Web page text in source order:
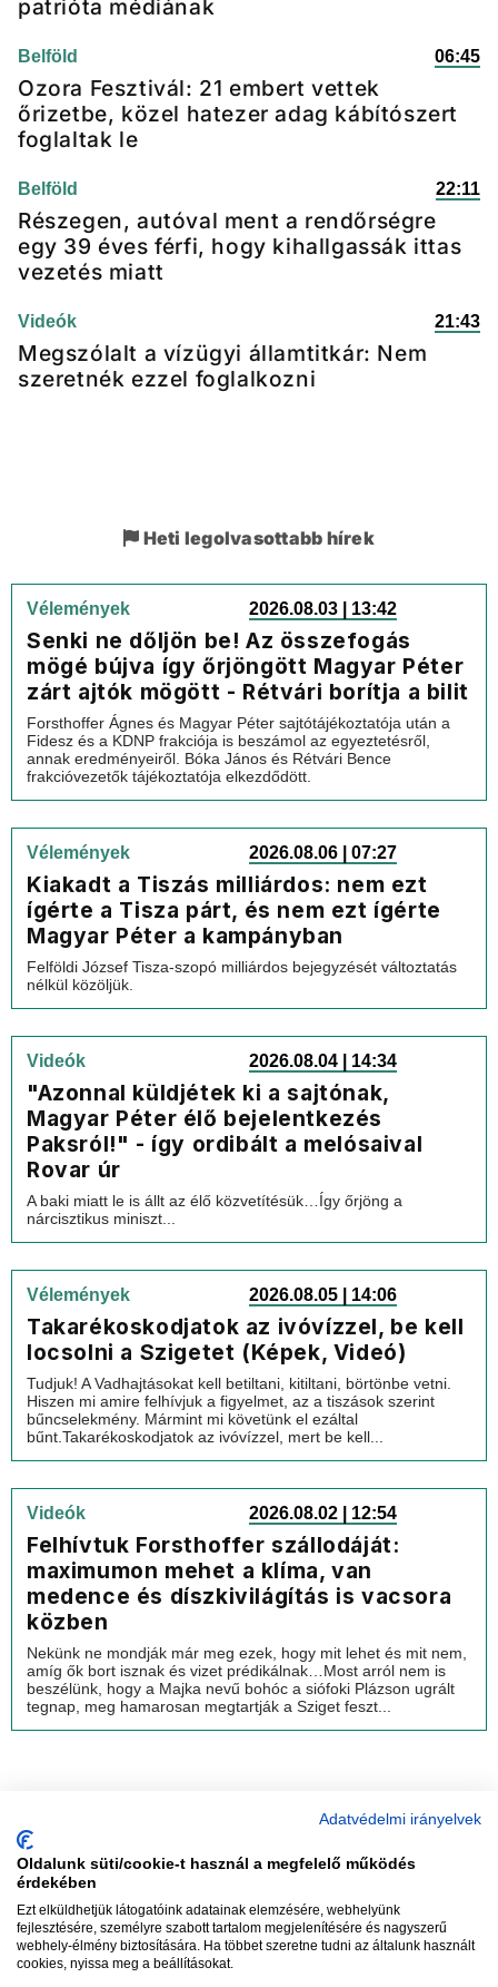
patrióta médiának
Belföld 06:45
Ozora Fesztivál: 21 embert vettek
őrizetbe, közel hatezer adag kábítószert
foglaltak le
Belföld 22:11
Részegen, autóval ment a rendőrségre
egy 39 éves férfi, hogy kihallgassák ittas
vezetés miatt
Videók 21:43
Megszólalt a vízügyi államtitkár: Nem
szeretnék ezzel foglalkozni
Heti legolvasottabb hírek
Vélemények 2026.08.03 | 13:42
Senki ne dőljön be! Az összefogás
mögé bújva így őrjöngött Magyar Péter
zárt ajtók mögött - Rétvári borítja a bilit
Forsthoffer Ágnes és Magyar Péter sajtótájékoztatója után a
Fidesz és a KDNP frakciója is beszámol az egyeztetésről,
annak eredményeiről. Bóka János és Rétvári Bence
frakcióvezetők tájékoztatója elkezdődött.
Vélemények 2026.08.06 | 07:27
Kiakadt a Tiszás milliárdos: nem ezt
ígérte a Tisza párt, és nem ezt ígérte
Magyar Péter a kampányban
Felföldi József Tisza-szopó milliárdos bejegyzését változtatás
nélkül közöljük.
Videók 2026.08.04 | 14:34
"Azonnal küldjétek ki a sajtónak,
Magyar Péter élő bejelentkezés
Paksról!" - így ordibált a melósaival
Rovar úr
A baki miatt le is állt az élő közvetítésük…Így őrjöng a
nárcisztikus miniszt...
Vélemények 2026.08.05 | 14:06
Takarékoskodjatok az ivóvízzel, be kell
locsolni a Szigetet (Képek, Videó)
Tudjuk! A Vadhajtásokat kell betiltani, kitiltani, börtönbe vetni.
Hiszen mi amire felhívjuk a figyelmet, az a tiszások szerint
bűncselekmény. Mármint mi követünk el ezáltal
bűnt.Takarékoskodjatok az ivóvízzel, mert be kell...
Videók 2026.08.02 | 12:54
Felhívtuk Forsthoffer szállodáját:
maximumon mehet a klíma, van
medence és díszkivilágítás is vacsora
közben
Nekünk ne mondják már meg ezek, hogy mit lehet és mit nem,
amíg ők bort isznak és vizet prédikálnak…Most arról nem is
beszélünk, hogy a Majka nevű bohóc a siófoki Plázson ugrált
tegnap, meg hamarosan megtartják a Sziget feszt...
Szerkesztőség:szerk@vadhajtasok.hu
Modi:moderator@vadhajtasok.hu
Adatvédelmi irányelvek
Oldalunk süti/cookie-t használ a megfelelő működés
érdekében
Ezt elküldhetjük látogatóink adatainak elemzésére, webhelyünk
fejlesztésére, személyre szabott tartalom megjelenítésére és nagyszerű
webhely-élmény biztosítására. Ha többet szeretne tudni az általunk használt
cookies, nyissa meg a beállításokat.